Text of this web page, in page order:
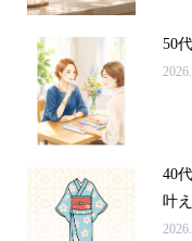
50
40
叶